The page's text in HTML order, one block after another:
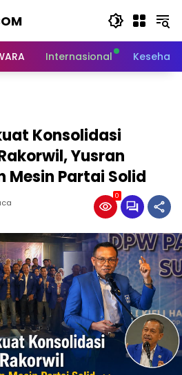
Internasional
Konsolidasi
Yusran
Mesin Partai Solid
0